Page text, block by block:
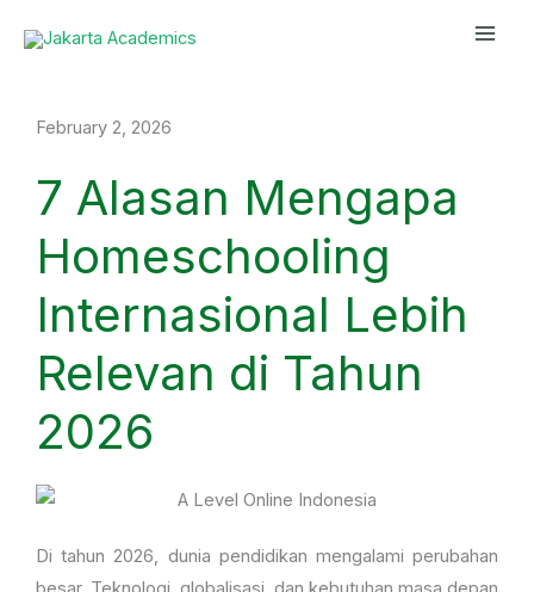
Main
February 2, 2026
7 Alasan Mengapa
Homeschooling
Internasional Lebih
Relevan di Tahun
2026
Di tahun 2026, dunia pendidikan mengalami perubahan